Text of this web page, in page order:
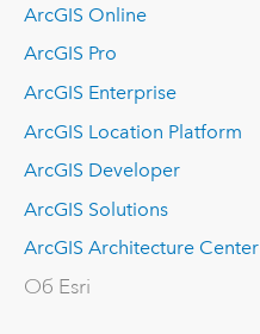
ArcGIS Online
ArcGIS Pro
ArcGIS Enterprise
ArcGIS Location Platform
ArcGIS Developer
ArcGIS Solutions
ArcGIS Architecture Center
Об Esri